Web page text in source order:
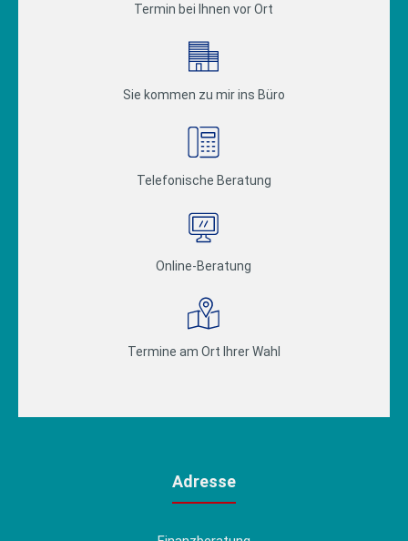
Termin bei Ihnen vor Ort
Sie kommen zu mir ins Büro
Telefonische Beratung
Online-Beratung
Termine am Ort Ihrer Wahl
Adresse